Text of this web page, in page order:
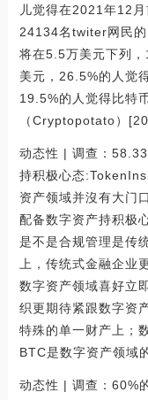
儿觉得在2021年12
24134名twiter网民
将在5.5万美元下列
美元，26.5%的人觉
19.5%的人觉得比特
（Cryptopotato）
动态性 | 调查：
持积极心态
资产领域并沒有大门
配备数字资产持积极
是不是合规管理是传
上，传统式金融企业
数字资产领域喜好立
织更期待紧跟数字资
特殊的单一财产上；
BTC是数字资产领域
动态性 | 调查：60%